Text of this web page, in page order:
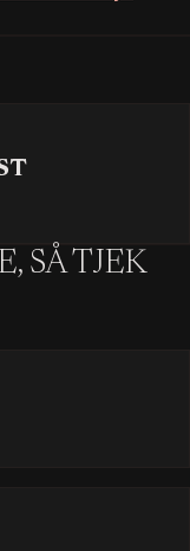
SÅ TJEK